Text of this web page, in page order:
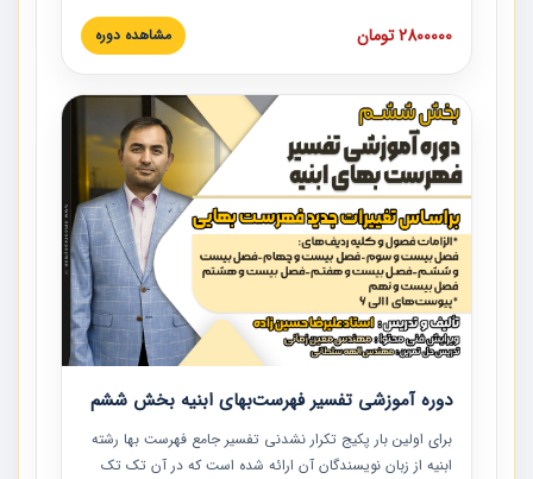
است که در دانشگاه صنعتی شریف ارائه شد. در این آموزش
نکات کلیدی مربوط به اسناد و مدارک پیمان، اولویت بندی اسناد
پیمان به همراه تجربیات عملی در این خصوص ارائه شده است.
2800000 تومان مشاهده دوره
دوره آموزشی تفسیر فهرست‌بهای ابنیه بخش ششم
برای اولین بار پکیج تکرار نشدنی تفسیر جامع فهرست بها رشته
ابنیه از زبان نویسندگان آن ارائه شده است که در آن تک تک